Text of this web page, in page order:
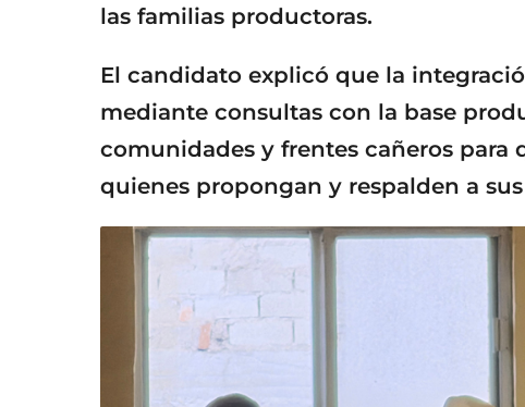
las familias productoras.
El candidato explicó que la
mediante consultas con la base
comunidades y frentes cañeros para
quienes propongan y respalden a